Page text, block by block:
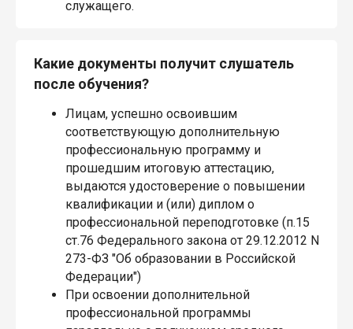
служащего.
Какие документы получит слушатель
после обучения?
Лицам, успешно освоившим
соответствующую дополнительную
профессиональную программу и
прошедшим итоговую аттестацию,
выдаются удостоверение о повышении
квалификации и (или) диплом о
профессиональной переподготовке (п.15
ст.76 Федерального закона от 29.12.2012 N
273-ФЗ "Об образовании в Российской
Федерации")
При освоении дополнительной
профессиональной программы